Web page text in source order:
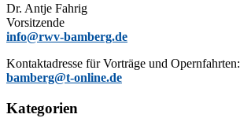
Dr. Ant­je Fahrig
Vorsitzende
info@rwv-bamberg.de
Kon­takt­adres­se für Vor­trä­ge und Opern­fahr­ten:
bamberg@t-online.de
Kategorien